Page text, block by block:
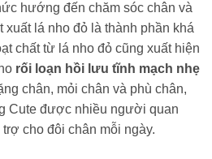
hướng đến chăm sóc chân và
xuất lá nho đỏ là thành phần khá
chất từ lá nho đỏ cũng xuất hiện
rối loạn hồi lưu tĩnh mạch nhẹ
chân, mỏi chân và phù chân,
Cute được nhiều người quan
cho đôi chân mỗi ngày.